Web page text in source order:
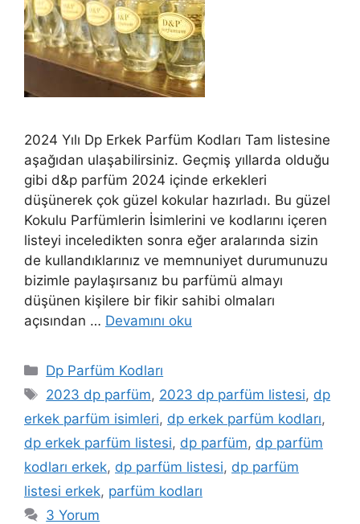
2024 Yılı Dp Erkek Parfüm Kodları Tam listesine
aşağıdan ulaşabilirsiniz. Geçmiş yıllarda olduğu
gibi d&p parfüm 2024 içinde erkekleri
düşünerek çok güzel kokular hazırladı. Bu güzel
Kokulu Parfümlerin İsimlerini ve kodlarını içeren
listeyi inceledikten sonra eğer aralarında sizin
de kullandıklarınız ve memnuniyet durumunuzu
bizimle paylaşırsanız bu parfümü almayı
düşünen kişilere bir fikir sahibi olmaları
açısından … Devamını oku
Kategoriler
Dp Parfüm Kodları
Etiketler
2023 dp parfüm, 2023 dp parfüm listesi, dp
erkek parfüm isimleri, dp erkek parfüm kodları,
dp erkek parfüm listesi, dp parfüm, dp parfüm
kodları erkek, dp parfüm listesi, dp parfüm
listesi erkek, parfüm kodları
3 Yorum